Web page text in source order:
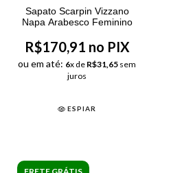
Sapato Scarpin Vizzano
Napa Arabesco Feminino
R$170,91 no PIX
ou em até: 6x de R$31,65 sem
juros
ESPIAR